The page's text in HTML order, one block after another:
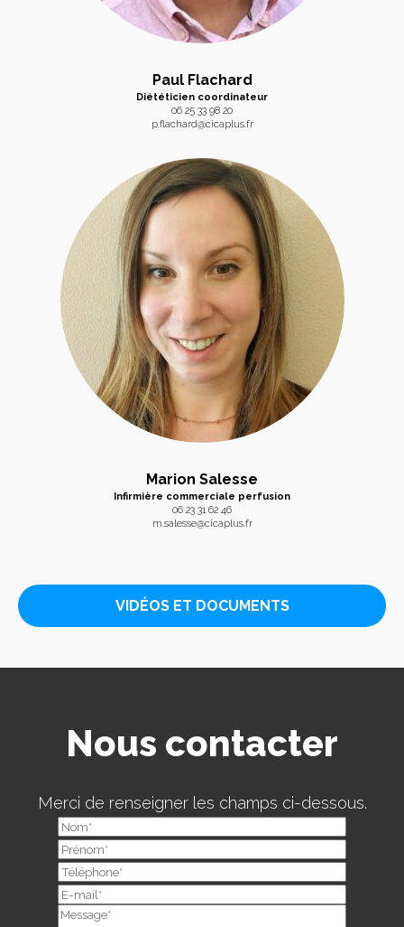
Paul Flachard
Diététicien coordinateur
06 25 33 98 20
p.flachard@cicaplus.fr
Marion Salesse
Infirmière commerciale perfusion
06 23 31 62 46
m.salesse@cicaplus.fr
VIDÉOS ET DOCUMENTS
Nous contacter
Merci de renseigner les champs ci-dessous.